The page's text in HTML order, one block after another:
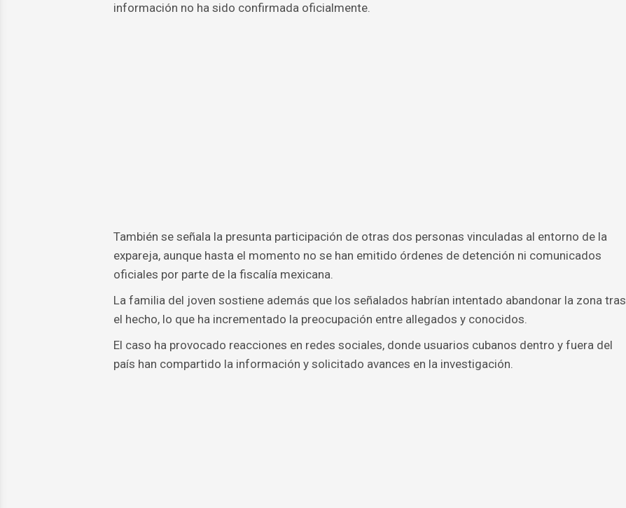
información no ha sido confirmada oficialmente.
También se señala la presunta participación de otras dos personas vinculadas al entorno de la
expareja, aunque hasta el momento no se han emitido órdenes de detención ni comunicados
oficiales por parte de la fiscalía mexicana.
La familia del joven sostiene además que los señalados habrían intentado abandonar la zona tras
el hecho, lo que ha incrementado la preocupación entre allegados y conocidos.
El caso ha provocado reacciones en redes sociales, donde usuarios cubanos dentro y fuera del
país han compartido la información y solicitado avances en la investigación.